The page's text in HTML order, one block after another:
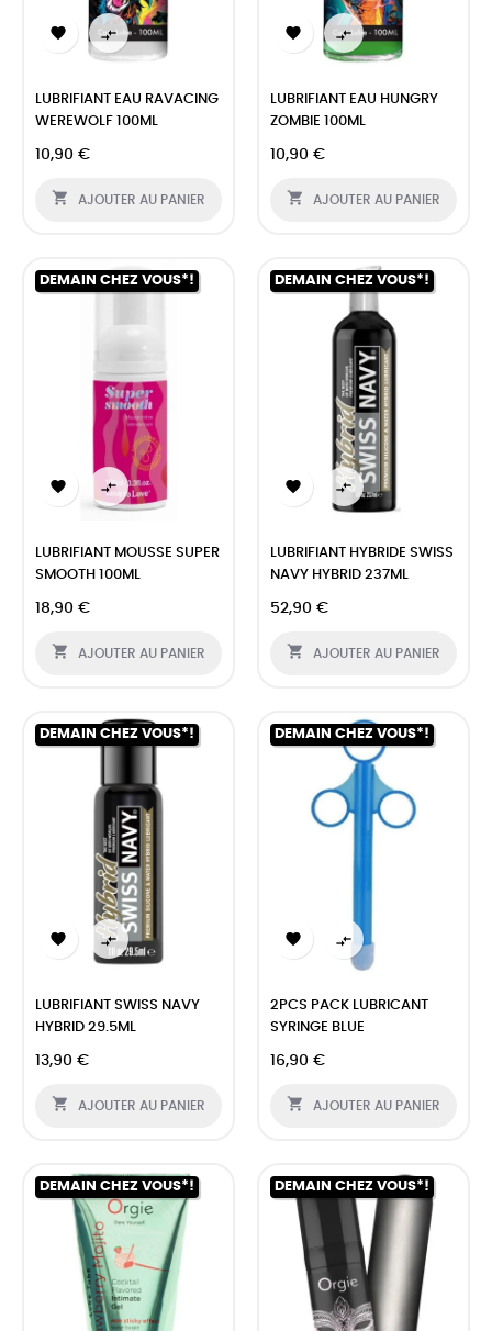
 
LUBRIFIANT EAU RAVACING
WEREWOLF 100ML
10,90 €
 AJOUTER AU PANIER
 
LUBRIFIANT EAU HUNGRY
ZOMBIE 100ML
10,90 €
 AJOUTER AU PANIER
DEMAIN CHEZ VOUS*!
 
LUBRIFIANT MOUSSE SUPER
SMOOTH 100ML
18,90 €
 AJOUTER AU PANIER
DEMAIN CHEZ VOUS*!
 
LUBRIFIANT HYBRIDE SWISS
NAVY HYBRID 237ML
52,90 €
 AJOUTER AU PANIER
DEMAIN CHEZ VOUS*!
 
LUBRIFIANT SWISS NAVY
HYBRID 29.5ML
13,90 €
 AJOUTER AU PANIER
DEMAIN CHEZ VOUS*!
 
2PCS PACK LUBRICANT
SYRINGE BLUE
16,90 €
 AJOUTER AU PANIER
DEMAIN CHEZ VOUS*! DEMAIN CHEZ VOUS*!